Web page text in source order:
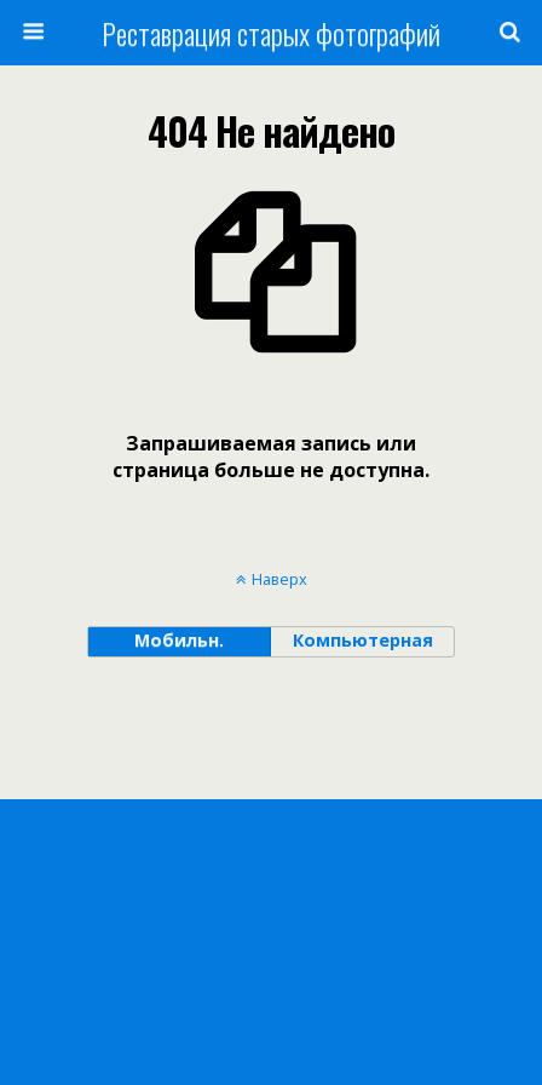
Реставрация старых фотографий
404 Не найдено
Запрашиваемая запись или
страница больше не доступна.
Наверх
Мобильн. Компьютерная